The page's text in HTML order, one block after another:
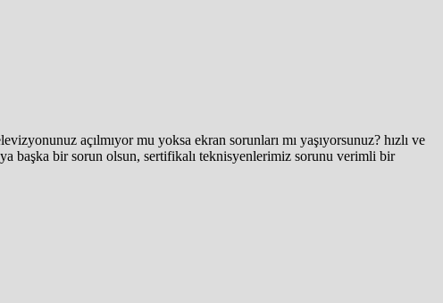
açılmıyor mu yoksa ekran sorunları mı yaşıyorsunuz? hızlı ve
başka bir sorun olsun, sertifikalı teknisyenlerimiz sorunu verimli bir